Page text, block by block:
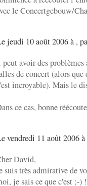
le Concertgebouw/
jeudi 10 août 2006 à ,
avoir des problèmes
de concert (alors
incroyable). Mais le
ce cas, bonne
vendredi 11 août 2006
David,
suis très admirative de
je sais ce que c'est ;-)